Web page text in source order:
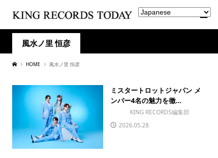
風水ノ里 恒彦
HOME 風水ノ里 恒彦
ミスタートロットジャパン メ
ンバー4名の魅力を徹...
KING RECORDS編集部
2026.05.28